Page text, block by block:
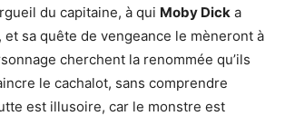
du capitaine, à qui Moby Dick a
et sa quête de vengeance le mèneront à
cherchent la renommée qu’ils
le cachalot, sans comprendre
est illusoire, car le monstre est